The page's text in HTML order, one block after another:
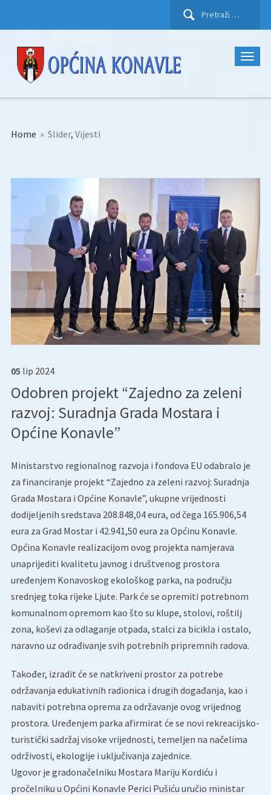
Pretraži:
Home » Slider, Vijesti
05 lip 2024
Odobren projekt “Zajedno za zeleni
razvoj: Suradnja Grada Mostara i
Općine Konavle”
Ministarstvo regionalnog razvoja i fondova EU odabralo je
za financiranje projekt “Zajedno za zeleni razvoj: Suradnja
Grada Mostara i Općine Konavle”, ukupne vrijednosti
dodijeljenih sredstava 208.848,04 eura, od čega 165.906,54
eura za Grad Mostar i 42.941,50 eura za Općinu Konavle.
Općina Konavle realizacijom ovog projekta namjerava
unaprijediti kvalitetu javnog i društvenog prostora
uređenjem Konavoskog ekološkog parka, na području
srednjeg toka rijeke Ljute. Park će se opremiti potrebnom
komunalnom opremom kao što su klupe, stolovi, roštilj
zona, koševi za odlaganje otpada, stalci za bicikla i ostalo,
naravno uz odrađivanje svih potrebnih pripremnih radova.
Također, izradit će se natkriveni prostor za potrebe
održavanja edukativnih radionica i drugih događanja, kao i
nabaviti potrebna oprema za održavanje ovog vrijednog
prostora. Uređenjem parka afirmirat će se novi rekreacijsko-
turistički sadržaj visoke vrijednosti, temeljen na načelima
održivosti, ekologije i uključivanja zajednice.
Ugovor je gradonačelniku Mostara Mariju Kordiću i
pročelniku u Općini Konavle Perici Pušiću uručio ministar